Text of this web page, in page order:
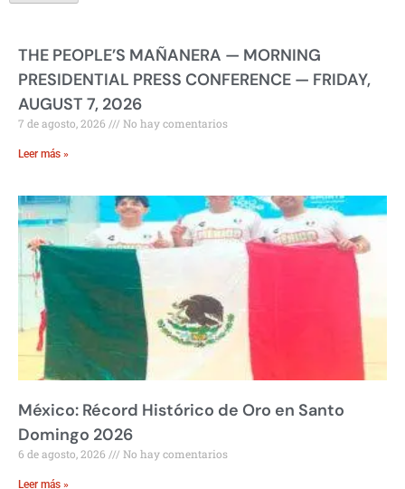
THE PEOPLE’S MAÑANERA — MORNING
PRESIDENTIAL PRESS CONFERENCE — FRIDAY,
AUGUST 7, 2026
7 de agosto, 2026 No hay comentarios
Leer más »
México: Récord Histórico de Oro en Santo
Domingo 2026
6 de agosto, 2026 No hay comentarios
Leer más »